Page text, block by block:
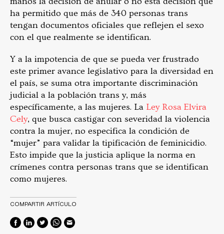
ha permitido que más de 340 personas trans
tengan documentos oficiales que reflejen el sexo
con el que realmente se identifican.
Y a la impotencia de que se pueda ver frustrado
este primer avance legislativo para la diversidad en
el país, se suma otra importante discriminación
judicial a la población trans y, más
específicamente, a las mujeres. La Ley Rosa Elvira
Cely, que busca castigar con severidad la violencia
contra la mujer, no especifica la condición de
“mujer” para validar la tipificación de feminicidio.
Esto impide que la justicia aplique la norma en
crímenes contra personas trans que se identifican
como mujeres.
COMPARTIR ARTÍCULO